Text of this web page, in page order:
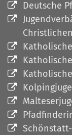
Deutsche
Schönstatt-